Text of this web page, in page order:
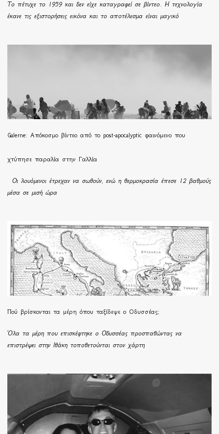
Το πέτυχε το 1959 και δεν είχε καταγραφεί σε βίντεο. Η τεχνολογία
έκανε τις εξιστορήσεις εικόνα και το αποτέλεσμα είναι μαγικό
Galerne: Απόκοσμο βίντεο από το post-apocalyptic φαινόμενο που
χτύπησε παραλία στην Γαλλία
Οι λουόμενοι έτρεχαν να σωθούν, ενώ η θερμοκρασία έπεσε 12 βαθμούς
μέσα σε μισή ώρα
Πού βρίσκονται τα μέρη όπου ταξίδεψε ο Οδυσσέας;
Όλα τα μέρη που επισκέφτηκε ο Οδυσσέας προσπαθώντας να
επιστρέψει στην Ιθάκη τοποθετούνται στον χάρτη